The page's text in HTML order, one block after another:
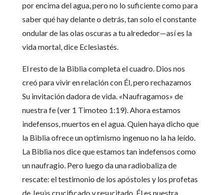
por encima del agua, pero no lo suficiente como para
saber qué hay delante o detrás, tan solo el constante
ondular de las olas oscuras a tu alrededor—así es la
vida mortal, dice Eclesiastés.
El resto de la Biblia completa el cuadro. Dios nos
creó para vivir en relación con Él, pero rechazamos
Su invitación dadora de vida. «Naufragamos» de
nuestra fe (ver 1 Timoteo 1:19). Ahora estamos
indefensos, muertos en el agua. Quien haya dicho que
la Biblia ofrece un optimismo ingenuo no la ha leído.
La Biblia nos dice que estamos tan indefensos como
un naufragio. Pero luego da una radiobaliza de
rescate: el testimonio de los apóstoles y los profetas
de Jesús crucificado y resucitado. Él es nuestra